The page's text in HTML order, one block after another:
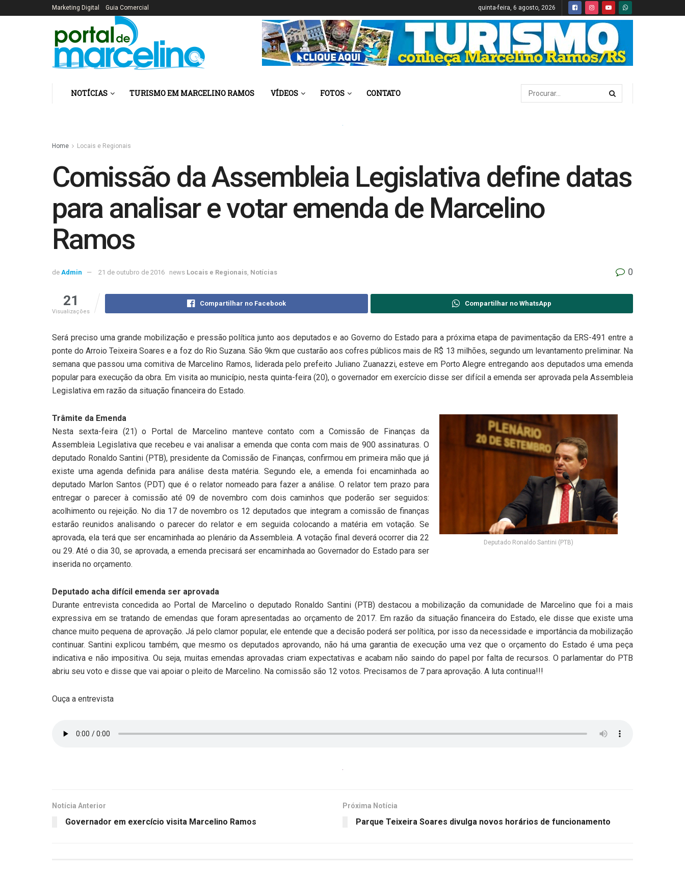
Marketing Digital Guia Comercial quinta-feira, 6 agosto, 2026
NOTÍCIAS TURISMO EM MARCELINO RAMOS VÍDEOS FOTOS CONTATO
Home Locais e Regionais
Comissão da Assembleia Legislativa define datas
para analisar e votar emenda de Marcelino
Ramos
de Admin 21 de outubro de 2016 news Locais e Regionais, Notícias 0
21
Visualizações
Compartilhar no Facebook Compartilhar no WhatsApp
Será preciso uma grande mobilização e pressão política junto aos deputados e ao Governo do Estado para a próxima etapa de pavimentação da ERS-491 entre a
ponte do Arroio Teixeira Soares e a foz do Rio Suzana. São 9km que custarão aos cofres públicos mais de R$ 13 milhões, segundo um levantamento preliminar. Na
semana que passou uma comitiva de Marcelino Ramos, liderada pelo prefeito Juliano Zuanazzi, esteve em Porto Alegre entregando aos deputados uma emenda
popular para execução da obra. Em visita ao município, nesta quinta-feira (20), o governador em exercício disse ser difícil a emenda ser aprovada pela Assembleia
Legislativa em razão da situação financeira do Estado.
Deputado Ronaldo Santini (PTB)
Trâmite da Emenda
Nesta sexta-feira (21) o Portal de Marcelino manteve contato com a Comissão de Finanças da
Assembleia Legislativa que recebeu e vai analisar a emenda que conta com mais de 900 assinaturas. O
deputado Ronaldo Santini (PTB), presidente da Comissão de Finanças, confirmou em primeira mão que já
existe uma agenda definida para análise desta matéria. Segundo ele, a emenda foi encaminhada ao
deputado Marlon Santos (PDT) que é o relator nomeado para fazer a análise. O relator tem prazo para
entregar o parecer à comissão até 09 de novembro com dois caminhos que poderão ser seguidos:
acolhimento ou rejeição. No dia 17 de novembro os 12 deputados que integram a comissão de finanças
estarão reunidos analisando o parecer do relator e em seguida colocando a matéria em votação. Se
aprovada, ela terá que ser encaminhada ao plenário da Assembleia. A votação final deverá ocorrer dia 22
ou 29. Até o dia 30, se aprovada, a emenda precisará ser encaminhada ao Governador do Estado para ser
inserida no orçamento.
Deputado acha difícil emenda ser aprovada
Durante entrevista concedida ao Portal de Marcelino o deputado Ronaldo Santini (PTB) destacou a mobilização da comunidade de Marcelino que foi a mais
expressiva em se tratando de emendas que foram apresentadas ao orçamento de 2017. Em razão da situação financeira do Estado, ele disse que existe uma
chance muito pequena de aprovação. Já pelo clamor popular, ele entende que a decisão poderá ser política, por isso da necessidade e importância da mobilização
continuar. Santini explicou também, que mesmo os deputados aprovando, não há uma garantia de execução uma vez que o orçamento do Estado é uma peça
indicativa e não impositiva. Ou seja, muitas emendas aprovadas criam expectativas e acabam não saindo do papel por falta de recursos. O parlamentar do PTB
abriu seu voto e disse que vai apoiar o pleito de Marcelino. Na comissão são 12 votos. Precisamos de 7 para aprovação. A luta continua!!!
Ouça a entrevista
Notícia Anterior
Governador em exercício visita Marcelino Ramos
Próxima Notícia
Parque Teixeira Soares divulga novos horários de funcionamento